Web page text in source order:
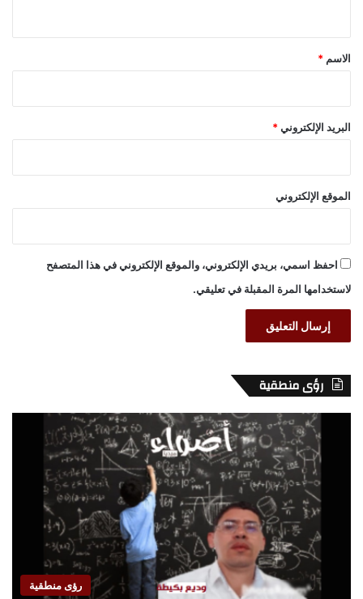
*
الاسم *
البريد الإلكتروني *
الموقع الإلكتروني
احفظ اسمي، بريدي الإلكتروني، والموقع الإلكتروني في هذا المتصفح
لاستخدامها المرة المقبلة في تعليقي.
رؤى منطقية
رؤى منطقية